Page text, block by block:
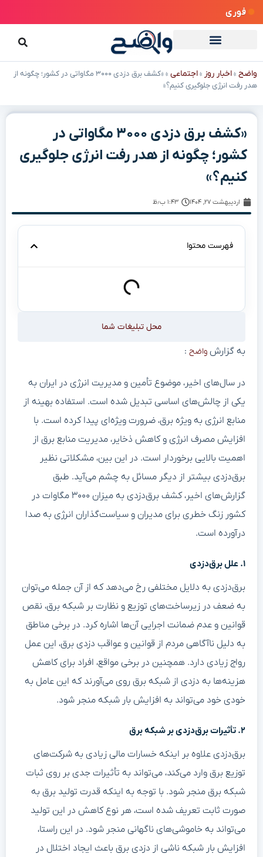
فوری
واضح »اخبار روز »اجتماعی »
«کشف برق دزدی ۳۰۰۰ مگاواتی در کشور؛ چگونه از
هدر رفت انرژی جلوگیری کنیم؟»
«کشف برق دزدی ۳۰۰۰ مگاواتی در
کشور؛ چگونه از هدر رفت انرژی جلوگیری
کنیم؟»
اردیبهشت ۲۷, ۱۴۰۴ ۱:۴۳ ب٫ظ
فهرست محتوا
محل تبلیغات شما
به گزارش واضح :
در سال‌های اخیر، موضوع تأمین و مدیریت انرژی در ایران به
یکی از چالش‌های اساسی تبدیل شده است. استفاده بهینه از
منابع انرژی به ویژه برق، ضرورت ویژه‌ای پیدا کرده است. با
افزایش مصرف انرژی و کاهش ذخایر، مدیریت منابع برق از
اهمیت بالایی برخوردار است. در این بین، مشکلاتی نظیر
برق‌دزدی بیشتر از دیگر مسائل به چشم می‌آید. طبق
گزارش‌های اخیر، کشف برق‌دزدی به میزان ۳۰۰۰ مگاوات در
کشور زنگ خطری برای مدیران و سیاست‌گذاران انرژی به صدا
درآورده است.
۱. علل برق‌دزدی
برق‌دزدی به دلایل مختلفی رخ می‌دهد که از آن جمله می‌توان
به ضعف در زیرساخت‌های توزیع و نظارت بر شبکه برق، نقص
قوانین و عدم ضمانت اجرایی آن‌ها اشاره کرد. در برخی مناطق
به دلیل ناآگاهی مردم از قوانین و عواقب دزدی برق، این عمل
رواج زیادی دارد. همچنین در برخی مواقع، افراد برای کاهش
هزینه‌ها به دزدی از شبکه برق روی می‌آورند که این عامل به
خودی خود می‌تواند به افزایش بار شبکه منجر شود.
۲. تأثیرات برق‌دزدی بر شبکه برق
برق‌دزدی علاوه بر اینکه خسارات مالی زیادی به شرکت‌های
توزیع برق وارد می‌کند، می‌تواند به تأثیرات جدی بر روی ثبات
شبکه برق منجر شود. با توجه به اینکه قدرت تولید برق به
صورت ثابت تعریف شده است، هر نوع کاهش در این تولید
می‌تواند به خاموشی‌های ناگهانی منجر شود. در این راستا،
افزایش بار شبکه ناشی از دزدی برق باعث ایجاد اختلال در